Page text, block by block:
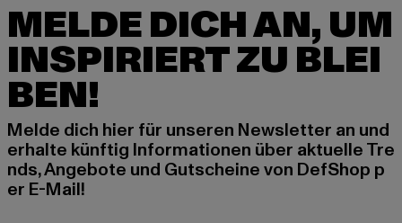
MELDE DICH AN, UM
INSPIRIERT ZU BLEI
BEN!
Melde dich hier für unseren Newsletter an und
erhalte künftig Informationen über aktuelle Tre
nds, Angebote und Gutscheine von DefShop p
er E-Mail!